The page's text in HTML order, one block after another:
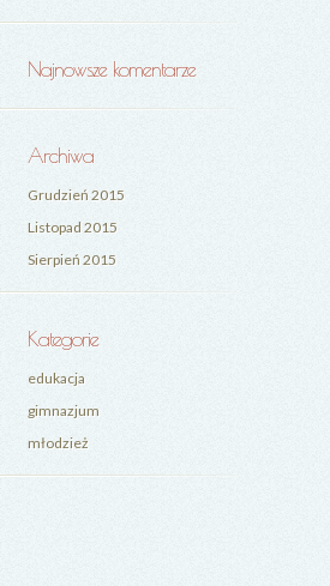
Najnowsze komentarze
Archiwa
Grudzień 2015
Listopad 2015
Sierpień 2015
Kategorie
edukacja
gimnazjum
młodzież